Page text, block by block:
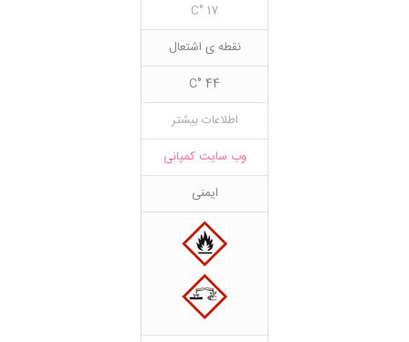
17 °C
نقطه ی اشتعال
44 °C
اطلاعات بیشتر
وب سایت کمپانی
ایمنی